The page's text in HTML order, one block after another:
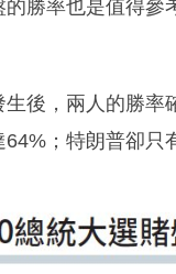
的勝率也是值得
後，兩人的勝
；特朗普卻只